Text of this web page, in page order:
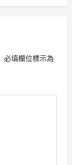
必填欄位標示為